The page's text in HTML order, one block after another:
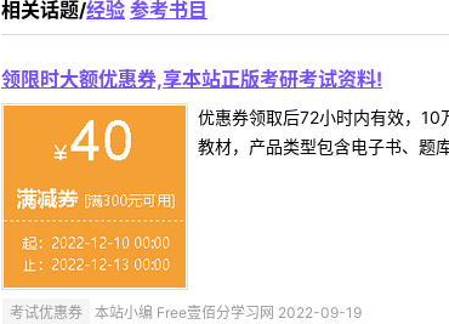
相关话题/经验 参考书目
领限时大额优惠券,享本站正版考研考试资料!
优惠券领取后72小时内有效，
教材，产品类型包含电子书、题
考试优惠券 本站小编 Free壹佰分学习网 2022-09-19